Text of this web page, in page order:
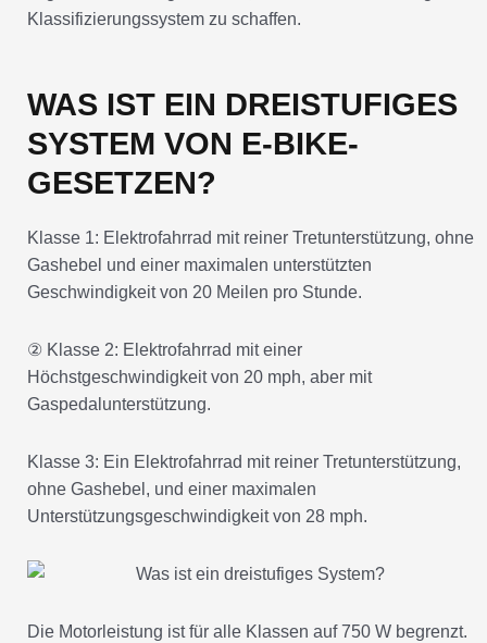
Klassifizierungssystem zu schaffen.
WAS IST EIN DREISTUFIGES
SYSTEM VON E-BIKE-
GESETZEN?
Klasse 1: Elektrofahrrad mit reiner Tretunterstützung, ohne
Gashebel und einer maximalen unterstützten
Geschwindigkeit von 20 Meilen pro Stunde.
② Klasse 2: Elektrofahrrad mit einer
Höchstgeschwindigkeit von 20 mph, aber mit
Gaspedalunterstützung.
Klasse 3: Ein Elektrofahrrad mit reiner Tretunterstützung,
ohne Gashebel, und einer maximalen
Unterstützungsgeschwindigkeit von 28 mph.
Die Motorleistung ist für alle Klassen auf 750 W begrenzt.